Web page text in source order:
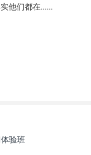
我们的印象十分深
归呢？
他们都在......
验班